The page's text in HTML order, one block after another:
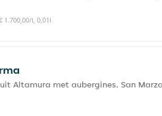
1.700,00/l, 0,01l
Altamura met aubergines, San